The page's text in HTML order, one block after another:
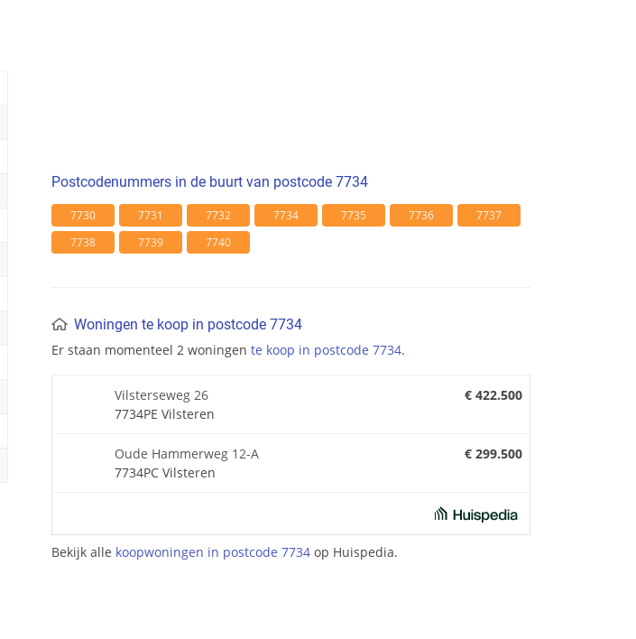
Postcodenummers in de buurt van postcode 7734
7730 7731 7732 7734 7735 7736
7737
7738
7739 7740
Woningen te koop in postcode 7734
Er staan momenteel 2 woningen te koop in postcode 7734.
Vilsterseweg 26
7734PE Vilsteren
€ 422.500
Oude Hammerweg 12-A
7734PC Vilsteren
€ 299.500
Bekijk alle koopwoningen in postcode 7734 op Huispedia.